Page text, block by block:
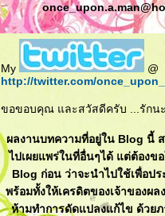
My
@
http://twitter.com/
ขอขอบคุณ และสวัสดีครับ ...รักน
ผลงานบทความที่อยู่ใน Blog นี้
ไปเผยแพร่ในที่อื่นๆได้ แต่ต้องข
Blog ก่อน ว่าจะนำไปใช้เพื่อป
พร้อมทั้งให้เครดิตของเจ้าของผ
ห้ามทำการดัดแปลงแก้ไข ด้วย